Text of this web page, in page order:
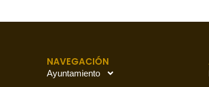
NAVEGACIÓN
Ayuntamiento